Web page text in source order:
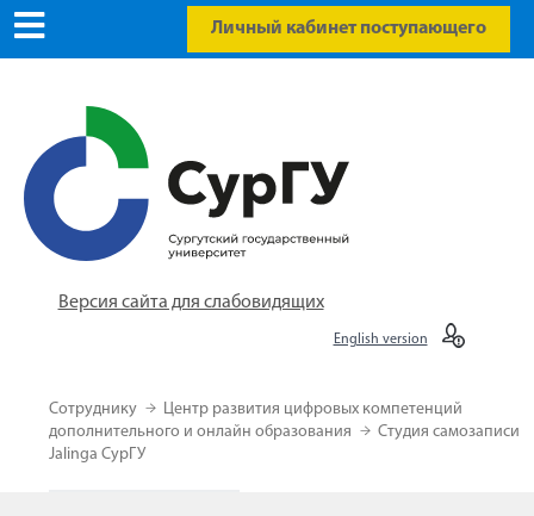
Личный кабинет поступающего
Версия сайта для слабовидящих
English version
Сотруднику
Центр развития цифровых компетенций
дополнительного и онлайн образования
Студия самозаписи
Jalinga СурГУ